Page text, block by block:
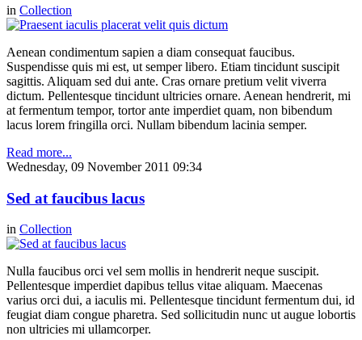
in Collection
Aenean condimentum sapien a diam consequat faucibus.
Suspendisse quis mi est, ut semper libero. Etiam tincidunt suscipit
sagittis. Aliquam sed dui ante. Cras ornare pretium velit viverra
dictum. Pellentesque tincidunt ultricies ornare. Aenean hendrerit, mi
at fermentum tempor, tortor ante imperdiet quam, non bibendum
lacus lorem fringilla orci. Nullam bibendum lacinia semper.
Read more...
Wednesday, 09 November 2011 09:34
Sed at faucibus lacus
in Collection
Nulla faucibus orci vel sem mollis in hendrerit neque suscipit.
Pellentesque imperdiet dapibus tellus vitae aliquam. Maecenas
varius orci dui, a iaculis mi. Pellentesque tincidunt fermentum dui, id
feugiat diam congue pharetra. Sed sollicitudin nunc ut augue lobortis
non ultricies mi ullamcorper.